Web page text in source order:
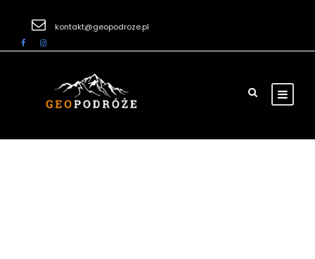
kontakt@geopodroze.pl